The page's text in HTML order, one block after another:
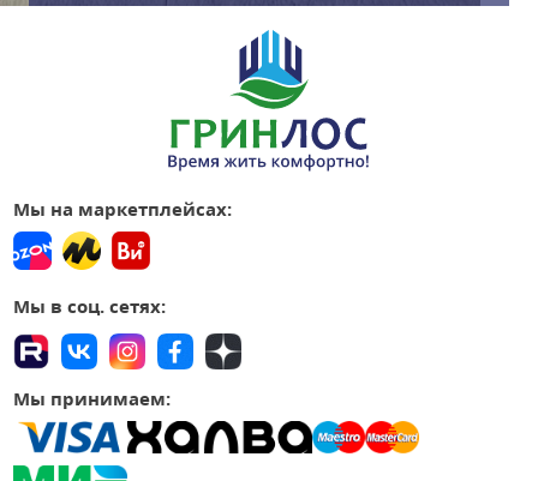
Мы на маркетплейсах:
Мы в соц. сетях:
Мы принимаем: